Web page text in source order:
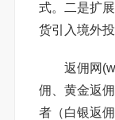
式。二是扩
货引入境外
返佣网
佣、黄金返
者（白银返